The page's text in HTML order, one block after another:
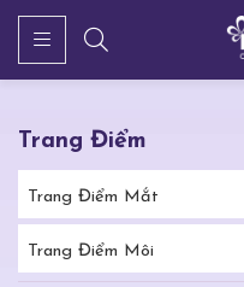
Trang Điểm
Trang Điểm Mắt
Trang Điểm Môi